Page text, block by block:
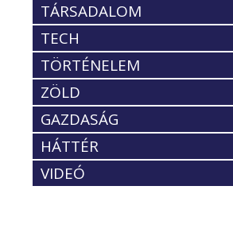
TÁRSADALOM
TECH
TÖRTÉNELEM
ZÖLD
GAZDASÁG
HÁTTÉR
VIDEÓ